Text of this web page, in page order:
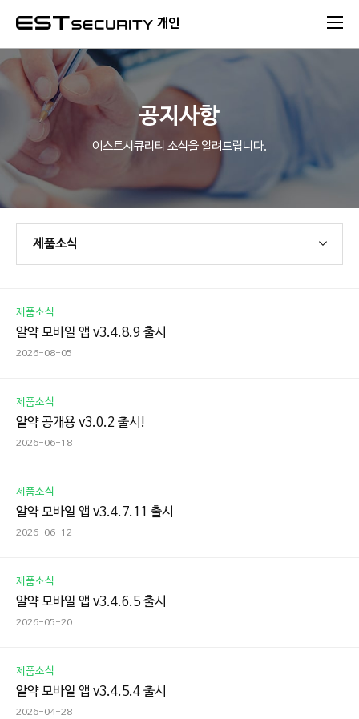
개인
공지사항
이스트시큐리티 소식을 알려드립니다.
제품소식
제품소식
알약 모바일 앱 v3.4.8.9 출시
2026-08-05
제품소식
알약 공개용 v3.0.2 출시!
2026-06-18
제품소식
알약 모바일 앱 v3.4.7.11 출시
2026-06-12
제품소식
알약 모바일 앱 v3.4.6.5 출시
2026-05-20
제품소식
알약 모바일 앱 v3.4.5.4 출시
2026-04-28